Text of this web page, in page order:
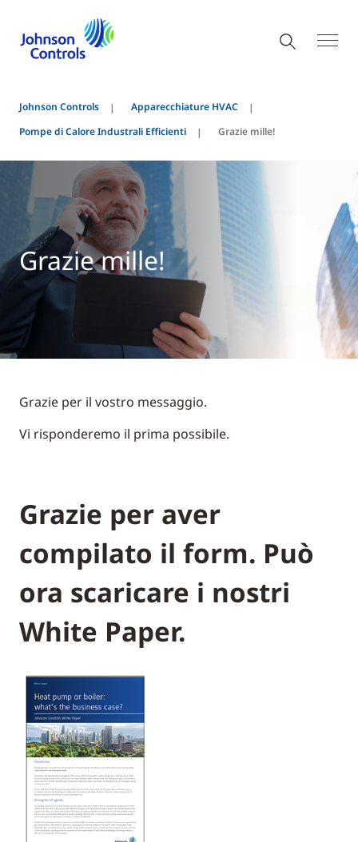
Johnson Controls
Apparecchiature HVAC
Pompe di Calore Industrali Efficienti
Grazie mille!
Grazie mille!
Grazie per il vostro messaggio.
Vi risponderemo il prima possibile.
Grazie per aver
compilato il form. Può
ora scaricare i nostri
White Paper.